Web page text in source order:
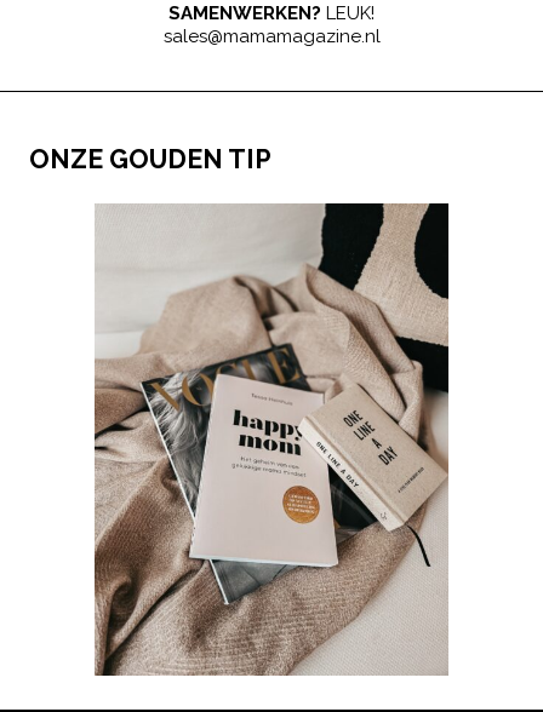
SAMENWERKEN? LEUK!
sales@mamamagazine.nl
ONZE GOUDEN TIP